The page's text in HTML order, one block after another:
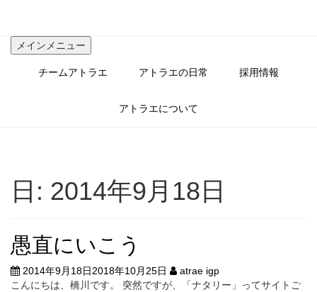
メインメニュー
チームアトラエ アトラエの日常 採用情報
アトラエについて
日: 2014年9月18日
愚直にいこう
2014年9月18日2018年10月25日
atrae igp
こんにちは、橋川です。 突然ですが、「ナタリー」ってサイトご